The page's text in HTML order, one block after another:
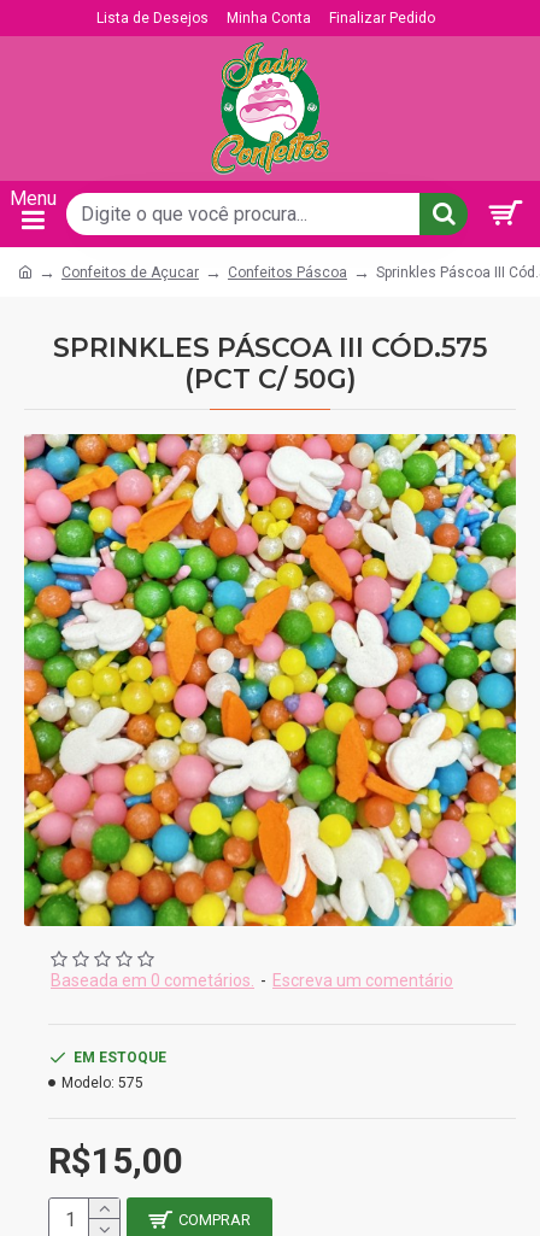
Lista de Desejos Minha Conta Finalizar Pedido
Confeitos de Açucar Confeitos Páscoa Sprinkles Páscoa III
SPRINKLES PÁSCOA III CÓD.575
(PCT C/ 50G)
Baseada em 0 cometários. - Escreva um comentário
R$15,00
EM ESTOQUE
Modelo: 575
COMPRAR